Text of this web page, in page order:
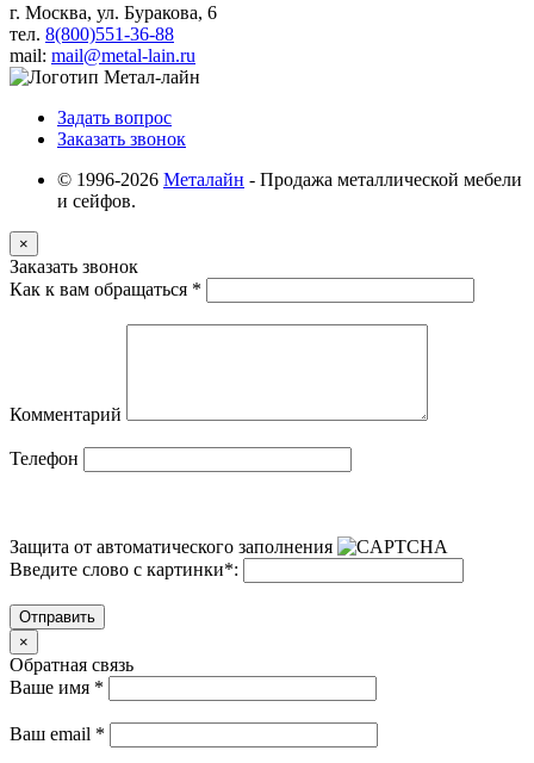
г. Москва, ул. Буракова, 6
тел. 8(800)551-36-88
mail: mail@metal-lain.ru
Задать вопрос
Заказать звонок
© 1996-2026 Металайн - Продажа металлической мебели
и сейфов.
×
Заказать звонок
Как к вам обращаться *
Комментарий
Телефон
Защита от автоматического заполнения
Введите слово с картинки*:
Отправить
×
Обратная связь
Ваше имя *
Ваш email *